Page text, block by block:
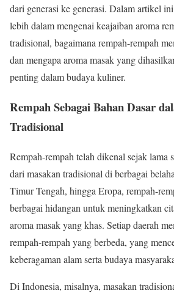
dari generasi ke generasi. Dalam artikel
lebih dalam mengenai keajaiban aroma
tradisional, bagaimana rempah-rempah
dan mengapa aroma masak yang
penting dalam budaya kuliner.
Rempah Sebagai Bahan Dasar
Tradisional
Rempah-rempah telah dikenal sejak lama
dari masakan tradisional di berbagai
Timur Tengah, hingga Eropa, rempah-
berbagai hidangan untuk meningkatkan
aroma masak yang khas. Setiap daerah
rempah-rempah yang berbeda, yang
keberagaman alam serta budaya
Di Indonesia, misalnya, masakan